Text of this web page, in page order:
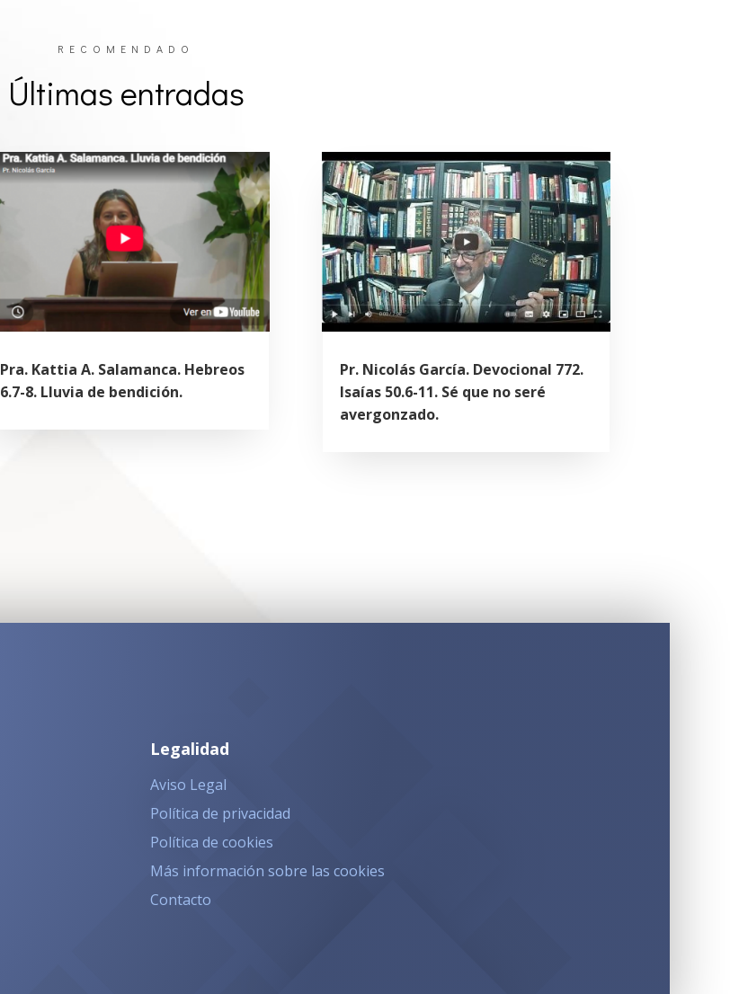
RECOMENDADO
Últimas entradas
Pra. Kattia A. Salamanca. Hebreos
6.7-8. Lluvia de bendición.
Pr. Nicolás García. Devocional 772.
Isaías 50.6-11. Sé que no seré
avergonzado.
Legalidad
Aviso Legal
Política de privacidad
Política de cookies
Más información sobre las cookies
Contacto